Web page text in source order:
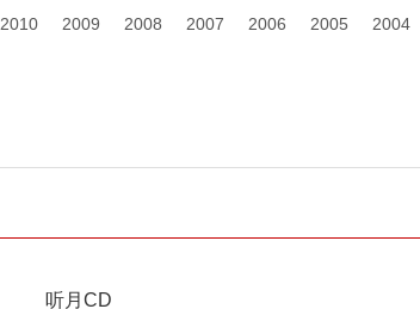
2010 2009 2008 2007 2006 2005
2004
听月CD